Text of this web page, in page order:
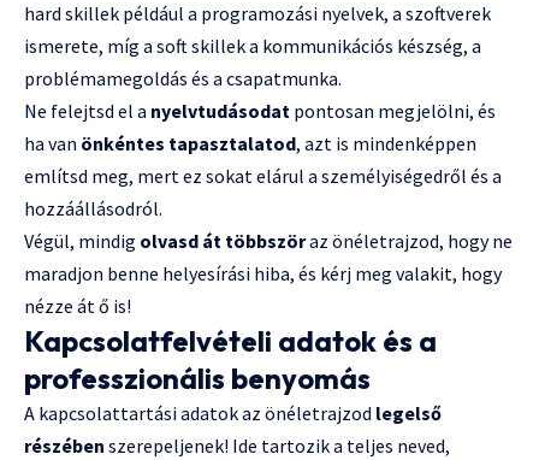
hard skillek például a programozási nyelvek, a szoftverek
ismerete, míg a soft skillek a kommunikációs készség, a
problémamegoldás és a csapatmunka.
Ne felejtsd el a nyelvtudásodat pontosan megjelölni, és
ha van önkéntes tapasztalatod, azt is mindenképpen
említsd meg, mert ez sokat elárul a személyiségedről és a
hozzáállásodról.
Végül, mindig olvasd át többszöraz önéletrajzod, hogy ne
maradjon benne helyesírási hiba, és kérj meg valakit, hogy
nézze át ő is!
Kapcsolatfelvételi adatok és a
professzionális benyomás
A kapcsolattartási adatok az önéletrajzod legelső
részében szerepeljenek! Ide tartozik a teljes neved,